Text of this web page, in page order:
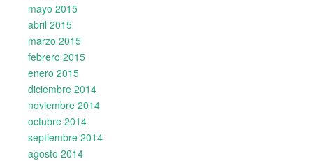
mayo 2015
abril 2015
marzo 2015
febrero 2015
enero 2015
diciembre 2014
noviembre 2014
octubre 2014
septiembre 2014
agosto 2014